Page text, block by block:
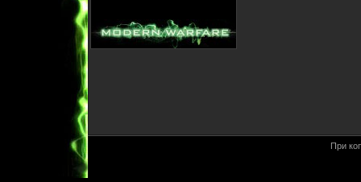
При